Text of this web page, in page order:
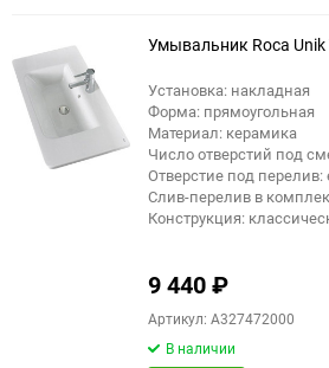
Умывальник Roca Unik
Установка: накладная
Форма: прямоугольная
Материал: керамика
Число отверстий под
Отверстие под перелив:
Слив-перелив в
Конструкция:
9 440₽
Артикул: A327472000
В наличии